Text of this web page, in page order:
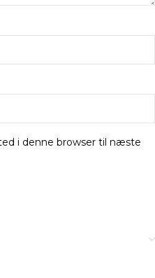
i denne browser til næste